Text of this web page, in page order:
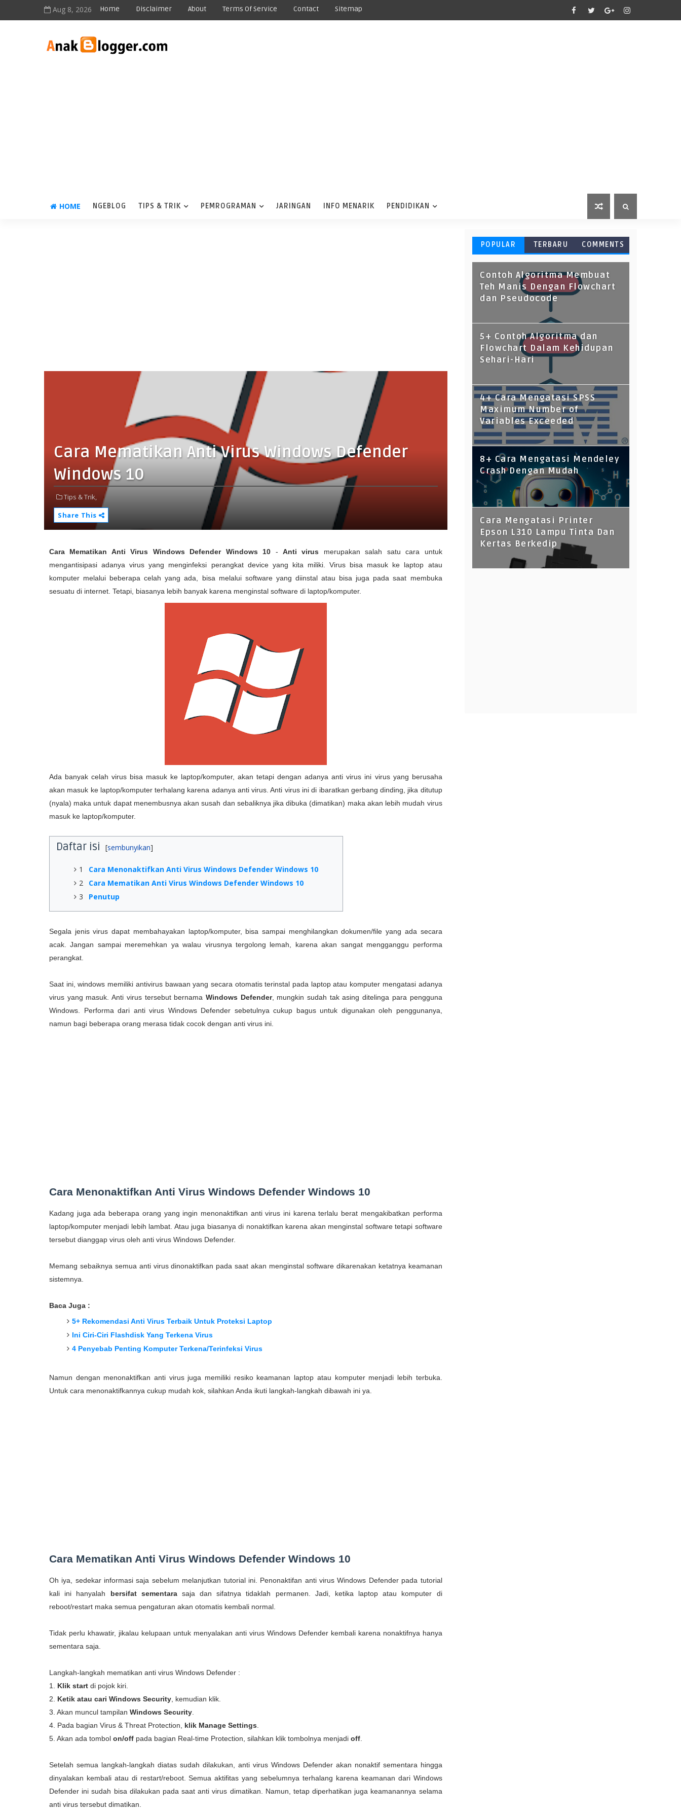
Aug 8, 2026 Home Disclaimer About Terms Of Service Contact Sitemap
HOME NGEBLOG TIPS & TRIK PEMROGRAMAN JARINGAN INFO MENARIK PENDIDIKAN
Cara Mematikan Anti Virus Windows Defender
Windows 10
Tips & Trik,
Share This
Cara Mematikan Anti Virus Windows Defender Windows 10 - Anti virus merupakan salah satu cara untuk
mengantisipasi adanya virus yang menginfeksi perangkat device yang kita miliki. Virus bisa masuk ke laptop atau
komputer melalui beberapa celah yang ada, bisa melalui software yang diinstal atau bisa juga pada saat membuka
sesuatu di internet. Tetapi, biasanya lebih banyak karena menginstal software di laptop/komputer.
Ada banyak celah virus bisa masuk ke laptop/komputer, akan tetapi dengan adanya anti virus ini virus yang berusaha
akan masuk ke laptop/komputer terhalang karena adanya anti virus. Anti virus ini di ibaratkan gerbang dinding, jika ditutup
(nyala) maka untuk dapat menembusnya akan susah dan sebaliknya jika dibuka (dimatikan) maka akan lebih mudah virus
masuk ke laptop/komputer.
Daftar isi
1
Cara Menonaktifkan Anti Virus Windows Defender Windows 10
2
Cara Mematikan Anti Virus Windows Defender Windows 10
3
Penutup
Segala jenis virus dapat membahayakan laptop/komputer, bisa sampai menghilangkan dokumen/file yang ada secara
acak. Jangan sampai meremehkan ya walau virusnya tergolong lemah, karena akan sangat mengganggu performa
perangkat.
Saat ini, windows memiliki antivirus bawaan yang secara otomatis terinstal pada laptop atau komputer mengatasi adanya
virus yang masuk. Anti virus tersebut bernama Windows Defender, mungkin sudah tak asing ditelinga para pengguna
Windows. Performa dari anti virus Windows Defender sebetulnya cukup bagus untuk digunakan oleh penggunanya,
namun bagi beberapa orang merasa tidak cocok dengan anti virus ini.
Cara Menonaktifkan Anti Virus Windows Defender Windows 10
Kadang juga ada beberapa orang yang ingin menonaktifkan anti virus ini karena terlalu berat mengakibatkan performa
laptop/komputer menjadi lebih lambat. Atau juga biasanya di nonaktifkan karena akan menginstal software tetapi software
tersebut dianggap virus oleh anti virus Windows Defender.
Memang sebaiknya semua anti virus dinonaktifkan pada saat akan menginstal software dikarenakan ketatnya keamanan
sistemnya.
Baca Juga :
5+ Rekomendasi Anti Virus Terbaik Untuk Proteksi Laptop
Ini Ciri-Ciri Flashdisk Yang Terkena Virus
4 Penyebab Penting Komputer Terkena/Terinfeksi Virus
Namun dengan menonaktifkan anti virus juga memiliki resiko keamanan laptop atau komputer menjadi lebih terbuka.
Untuk cara menonaktifkannya cukup mudah kok, silahkan Anda ikuti langkah-langkah dibawah ini ya.
Cara Mematikan Anti Virus Windows Defender Windows 10
Oh iya, sedekar informasi saja sebelum melanjutkan tutorial ini. Penonaktifan anti virus Windows Defender pada tutorial
kali ini hanyalah bersifat sementarasaja dan sifatnya tidaklah permanen. Jadi, ketika laptop atau komputer di
reboot/restart maka semua pengaturan akan otomatis kembali normal.
Tidak perlu khawatir, jikalau kelupaan untuk menyalakan anti virus Windows Defender kembali karena nonaktifnya hanya
sementara saja.
Langkah-langkah mematikan anti virus Windows Defender :
1. Klik start di pojok kiri.
2. Ketik atau cari Windows Security , kemudian klik.
3. Akan muncul tampilan Windows Security
4. Pada bagian Virus & Threat Protection, klik Manage Settings
5. Akan ada tombol on/off pada bagian Real-time Protection, silahkan klik tombolnya menjadi off
Setelah semua langkah-langkah diatas sudah dilakukan, anti virus Windows Defender akan nonaktif sementara hingga
dinyalakan kembali atau di restart/reboot. Semua aktifitas yang sebelumnya terhalang karena keamanan dari Windows
Defender ini sudah bisa dilakukan pada saat anti virus dimatikan. Namun, tetap diperhatikan juga keamanannya selama
anti virus tersebut dimatikan.
POPULAR TERBARU COMMENTS
Contoh Algoritma Membuat
Teh Manis Dengan Flowchart
dan Pseudocode
5+ Contoh Algoritma dan
Flowchart Dalam Kehidupan
Sehari-Hari
4+ Cara Mengatasi SPSS
Maximum Number of
Variables Exceeded
8+ Cara Mengatasi Mendeley
Crash Dengan Mudah
Cara Mengatasi Printer
Epson L310 Lampu Tinta Dan
Kertas Berkedip